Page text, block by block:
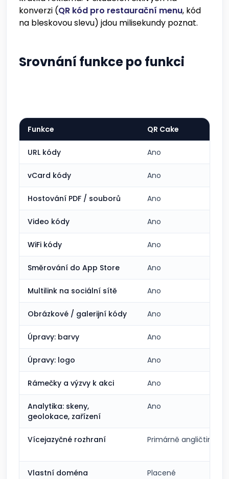
konverzi (QR kód pro restaurační menu, kód
na bleskovou slevu) jdou milisekundy poznat.
Srovnání funkce po funkci
Funkce QR Cake
URL kódy Ano
vCard kódy Ano
Hostování PDF / souborů Ano
Video kódy Ano
WiFi kódy Ano
Směrování do App Store Ano
Multilink na sociální sítě Ano
Obrázkové / galerijní kódy Ano
Úpravy: barvy Ano
Úpravy: logo Ano
Rámečky a výzvy k akci Ano
Analytika: skeny,
geolokace, zařízení
Ano
Vícejazyčné rozhraní Primárně angličtina
Vlastní doména Placené